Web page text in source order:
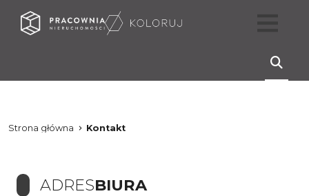
Strona główna Kontakt
ADRESBIURA